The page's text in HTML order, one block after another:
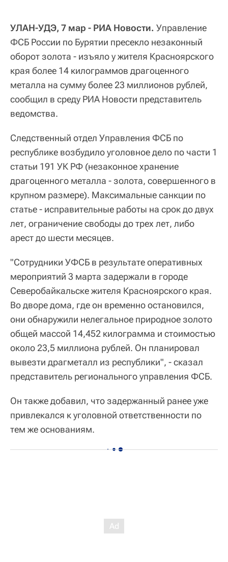
УЛАН-УДЭ, 7 мар - РИА Новости. Управление
ФСБ России по Бурятии пресекло незаконный
оборот золота - изъяло у жителя Красноярского
края более 14 килограммов драгоценного
металла на сумму более 23 миллионов рублей,
сообщил в среду РИА Новости представитель
ведомства.
Следственный отдел Управления ФСБ по
республике возбудило уголовное дело по части 1
статьи 191 УК РФ (незаконное хранение
драгоценного металла - золота, совершенного в
крупном размере). Максимальные санкции по
статье - исправительные работы на срок до двух
лет, ограничение свободы до трех лет, либо
арест до шести месяцев.
"Сотрудники УФСБ в результате оперативных
мероприятий 3 марта задержали в городе
Северобайкальске жителя Красноярского края.
Во дворе дома, где он временно остановился,
они обнаружили нелегальное природное золото
общей массой 14,452 килограмма и стоимостью
около 23,5 миллиона рублей. Он планировал
вывезти драгметалл из республики", - сказал
представитель регионального управления ФСБ.
Он также добавил, что задержанный ранее уже
привлекался к уголовной ответственности по
тем же основаниям.